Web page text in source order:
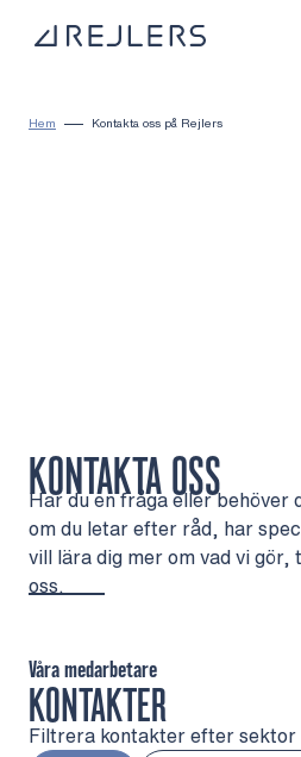
Hem Kontakta oss på Rejlers
KONTAKTA OSS
Har du en fråga eller behöver
om du letar efter råd, har
vill lära dig mer om vad vi
oss.
KONTAKTER
Våra medarbetare
Filtrera kontakter efter sektor